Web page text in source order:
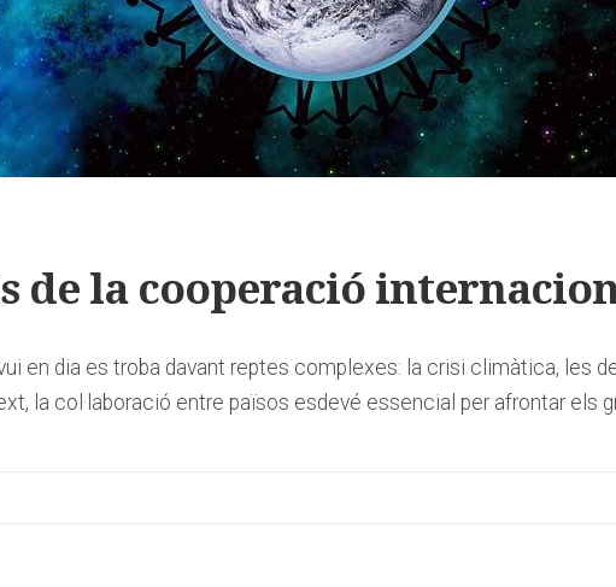
de la cooperació
en dia es troba davant reptes complexes: la crisi climàtica, les
la col·laboració entre països esdevé essencial per afrontar els